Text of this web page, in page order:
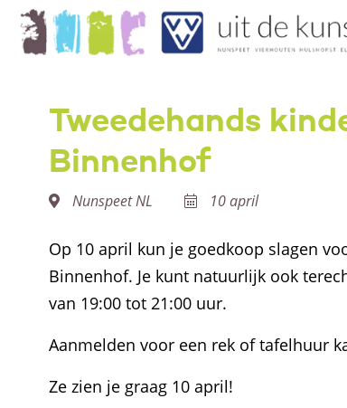
Tweedehands
Binnenhof
Nunspeet NL 10 april
Op 10 april kun je goedkoop slagen
Binnenhof. Je kunt natuurlijk ook
van 19:00 tot 21:00 uur.
Aanmelden voor een rek of tafelhuur
Ze zien je graag 10 april!